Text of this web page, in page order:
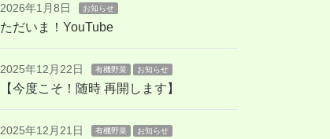
2026年1月8日 お知らせ
ただいま！YouTube
2025年12月22日 有機野菜 お知らせ
【今度こそ！随時 再開します】
2025年12月21日 有機野菜 お知らせ